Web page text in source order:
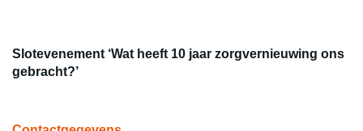
Slotevenement ‘Wat heeft 10 jaar zorgvernieuwing ons
gebracht?’